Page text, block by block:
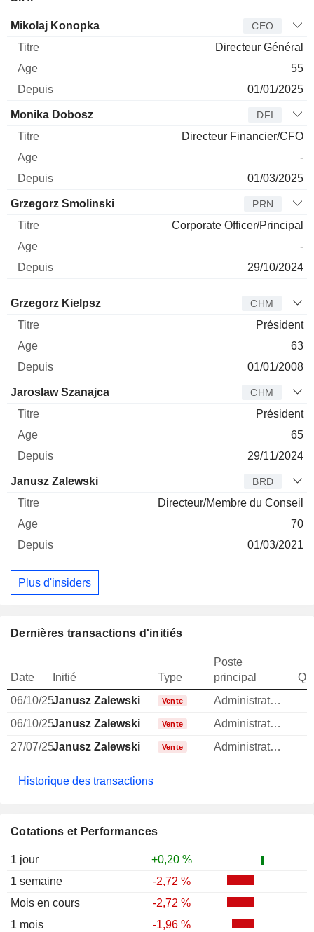
Cotations et Performances
1 jour
+0,20 %
1 semaine
-2,72 %
Mois en cours
-2,72 %
1 mois
-1,96 %
Dirigeant Titre Age
Mikolaj Konopka CEO
Directeur Général
55
01/01/2025
Monika Dobosz DFI
Directeur Financier/CFO
-
01/03/2025
Grzegorz Smolinski PRN
Corporate Officer/Principal
-
29/10/2024
Administrateur Titre
Grzegorz Kielpsz CHM
Président
63
01/01/2008
Jaroslaw Szanajca CHM
Président
65
29/11/2024
Janusz Zalewski BRD
Directeur/Membre du Conseil
70
01/03/2021
Plus d'insiders
Dernières transactions d'initiés
Date Initié Type
Poste
principal
06/10/25Janusz Zalewski Vente Administrateur
06/10/25Janusz Zalewski Vente Administrateur
27/07/25Janusz Zalewski Vente Administrateur
Historique des transactions